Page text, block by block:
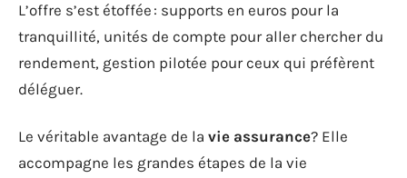
L’offre s’est étoffée : supports en euros pour la
tranquillité, unités de compte pour aller chercher du
rendement, gestion pilotée pour ceux qui préfèrent
déléguer.
Le véritable avantage de la vie assurance? Elle
accompagne les grandes étapes de la vie